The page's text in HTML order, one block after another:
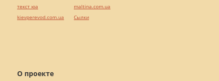
О проекте
текст юа
kievperevod.com.ua
maltina.com.ua
Cылки